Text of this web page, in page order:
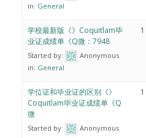
in: General
学校最新版《》Coquitlam毕
业证成绩单《Q微：7948
Started by:
Anonymous
in: General
1
学位证和毕业证的区别《》
Coquitlam毕业证成绩单《Q
微
Started by:
Anonymous
1